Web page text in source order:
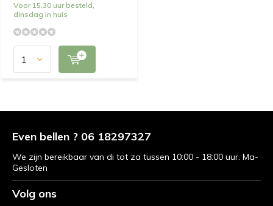
Voor 15.30 uur besteld,
dinsdag in huis
Even bellen ? 06 18297327
We zijn bereikbaar van di tot za tussen 10:00 - 18:00 uur. Ma-
Gesloten
Volg ons